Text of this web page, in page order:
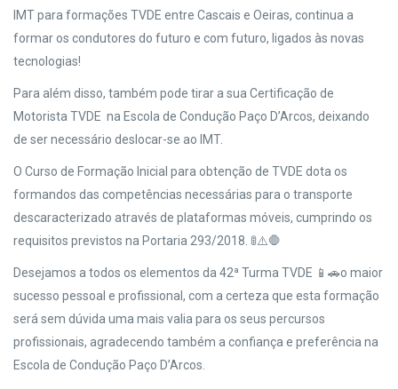
IMT para formações TVDE entre Cascais e Oeiras, continua a
formar os condutores do futuro e com futuro, ligados às novas
tecnologias!
Para além disso, também pode tirar a sua Certificação de
Motorista TVDE na Escola de Condução Paço D’Arcos, deixando
de ser necessário deslocar-se ao IMT.
O Curso de Formação Inicial para obtenção de TVDE dota os
formandos das competências necessárias para o transporte
descaracterizado através de plataformas móveis, cumprindo os
requisitos previstos na Portaria 293/2018. 🚦⚠️🛑⁠
Desejamos a todos os elementos da 42ª Turma TVDE 📱⁠🚗o maior
sucesso pessoal e profissional, com a certeza que esta formação
será sem dúvida uma mais valia para os seus percursos
profissionais, agradecendo também a confiança e preferência na
Escola de Condução Paço D’Arcos.